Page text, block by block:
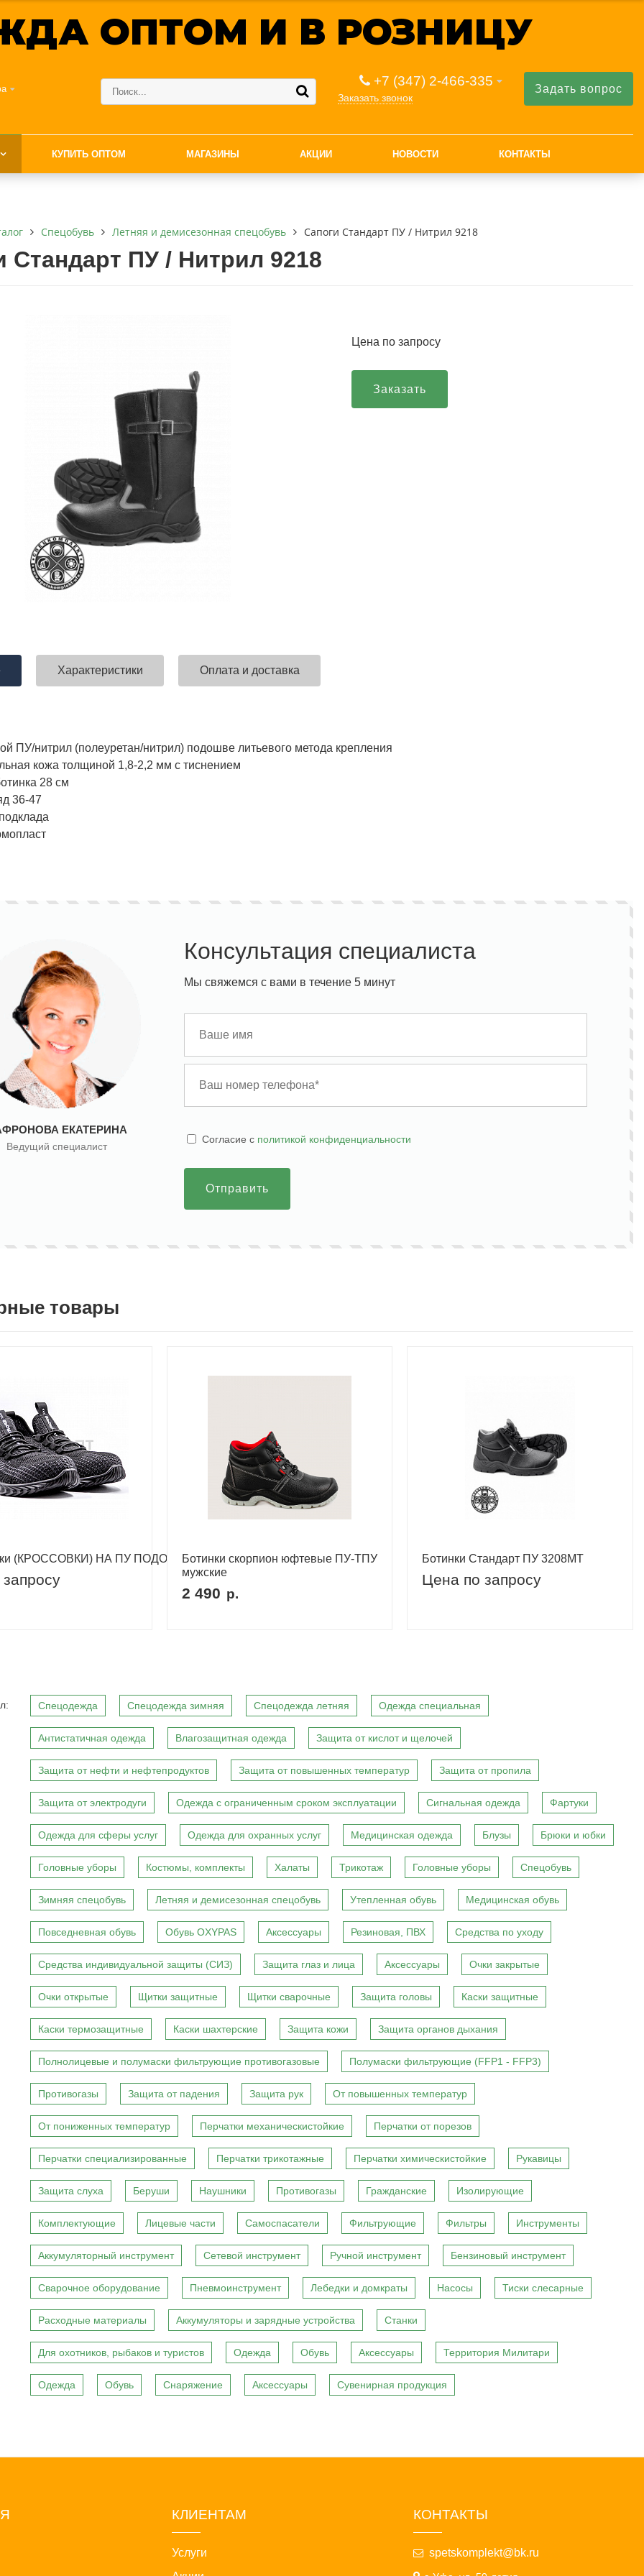
ОПТОМ И В РОЗНИЦУ
+7 (347) 2-466-335
Заказать звонок
Задать вопрос
КУПИТЬ ОПТОМ МАГАЗИНЫ АКЦИИ НОВОСТИ КОНТАКТЫ
Спецобувь Летняя и демисезонная спецобувь Сапоги Стандарт ПУ / Нитрил 9218
Стандарт ПУ / Нитрил 9218
Цена по запросу
Заказать
Характеристики Оплата и доставка
ПУ/нитрил (полеуретан/нитрил) подошве литьевого метода крепления
кожа толщиной 1,8-2,2 мм с тиснением
28 см
36-47
ЕКАТЕРИНА
Ведущий специалист
Консультация специалиста
Мы свяжемся с вами в течение 5 минут
Cогласие с политикой конфиденциальности
Отправить
товары
(КРОССОВКИ) НА ПУ ПОДОШВЕ (ЗБО)Ботинки скорпион юфтевые ПУ-ТПУ
мужские
2 490 р.
Ботинки Стандарт ПУ 3208МТ
Цена по запросу
Спецодежда Спецодежда зимняя Спецодежда летняя Одежда специальная
Антистатичная одежда Влагозащитная одежда Защита от кислот и щелочей
Защита от нефти и нефтепродуктов Защита от повышенных температур Защита от пропила
Защита от электродуги Одежда с ограниченным сроком эксплуатации Сигнальная одежда Фартуки
Одежда для сферы услуг Одежда для охранных услуг Медицинская одежда Блузы Брюки и юбки
Головные уборы Костюмы, комплекты Халаты Трикотаж Головные уборы Спецобувь
Зимняя спецобувь Летняя и демисезонная спецобувь Утепленная обувь Медицинская обувь
Повседневная обувь Обувь OXYPAS Аксессуары Резиновая, ПВХ Средства по уходу
Средства индивидуальной защиты (СИЗ) Защита глаз и лица Аксессуары Очки закрытые
Очки открытые Щитки защитные Щитки сварочные Защита головы Каски защитные
Каски термозащитные Каски шахтерские Защита кожи Защита органов дыхания
Полнолицевые и полумаски фильтрующие противогазовые Полумаски фильтрующие (FFP1 - FFP3)
Противогазы Защита от падения Защита рук От повышенных температур
От пониженных температур Перчатки механическистойкие Перчатки от порезов
Перчатки специализированные Перчатки трикотажные Перчатки химическистойкие Рукавицы
Защита слуха Беруши Наушники Противогазы Гражданские Изолирующие
Комплектующие Лицевые части Самоспасатели Фильтрующие Фильтры Инструменты
Аккумуляторный инструмент Сетевой инструмент Ручной инструмент Бензиновый инструмент
Сварочное оборудование Пневмоинструмент Лебедки и домкраты Насосы Тиски слесарные
Расходные материалы Аккумуляторы и зарядные устройства Станки
Для охотников, рыбаков и туристов Одежда Обувь Аксессуары Территория Милитари
Одежда Обувь Снаряжение Аксессуары Сувенирная продукция
КЛИЕНТАМ
Услуги
КОНТАКТЫ
spetskomplekt@bk.ru